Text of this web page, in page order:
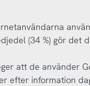
(34 %) gör det
att de använder
efter information